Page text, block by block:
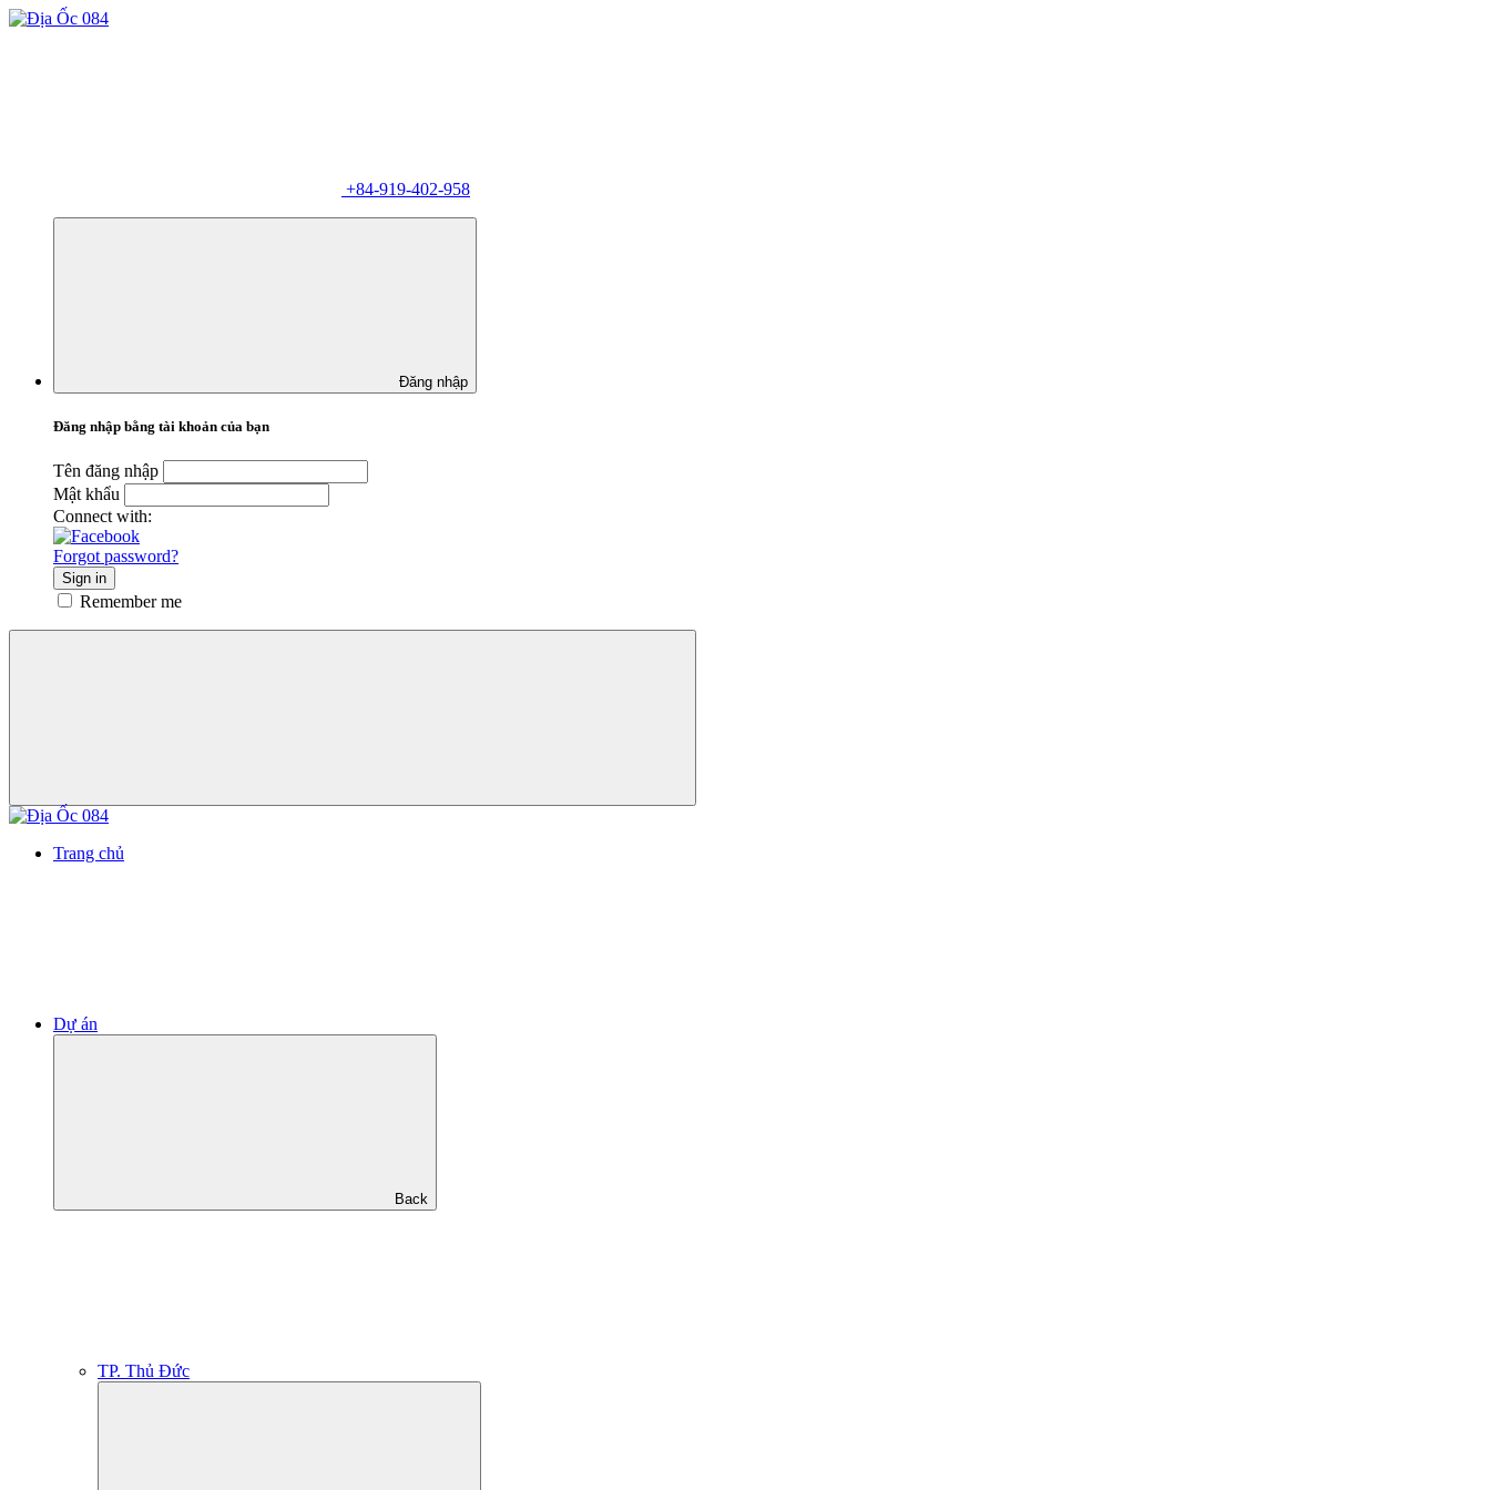
+84-919-402-958
Đăng nhập
Đăng nhập bằng tài khoản của bạn
Tên đăng nhập
Mật khẩu
Connect with:
Forgot password?
Sign in
Remember me
Trang chủ
Dự án
Back
TP. Thủ Đức